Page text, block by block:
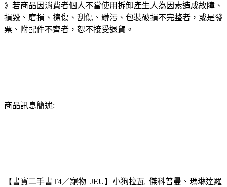
》若商品因消費者個人不當使用拆卸產生人為因素造成故障、
損毀、磨損、擦傷、刮傷、髒污、包裝破損不完整者，或是發
票、附配件不齊者，恕不接受退貨。
商品訊息簡述:
【書寶二手書T4／寵物_JEU】小狗拉瓦_傑科普曼、瑪琳達羅